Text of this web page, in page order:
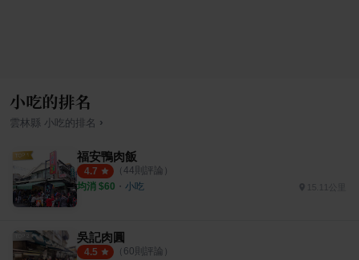
小吃的排名
雲林縣 小吃 的排名 ›
福安鴨肉飯
4.7 （ 44則評論）
均消 $60 ・ 小吃 15.11公里
吳記肉圓
4.5 （ 60則評論）